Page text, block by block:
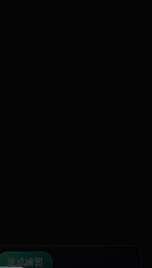
速成練習